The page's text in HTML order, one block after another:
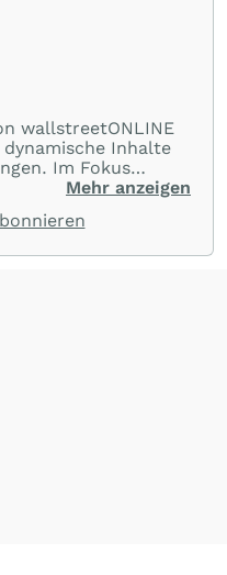
wallstreetONLINE
Inhalte
Im Fokus
und
Beiträge sind kurz,
Mehr anzeigen